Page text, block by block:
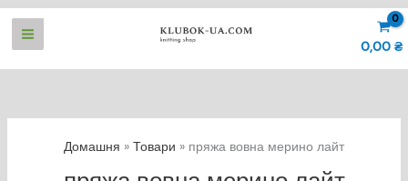
Перейти
0,00 ₴
Домашня Товари пряжа вовна мерино лайт